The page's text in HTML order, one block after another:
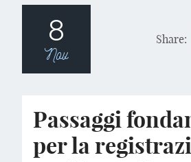
8
Nov
Share:
Passaggi
per la